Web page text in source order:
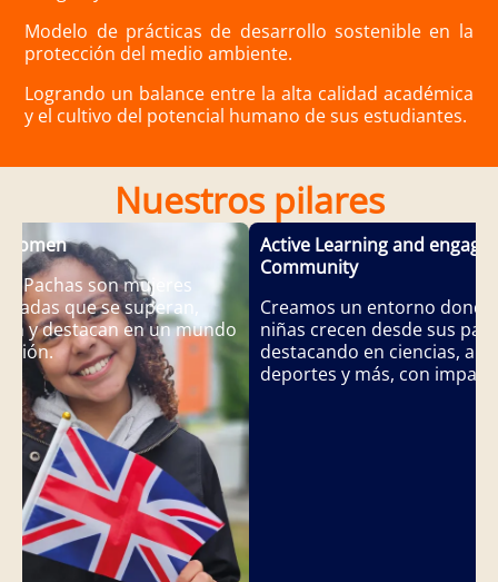
Modelo de prácticas de desarrollo sostenible en la
protección del medio ambiente.
Logrando un balance entre la alta calidad académica
y el cultivo del potencial humano de sus estudiantes.
Nuestros pilares
Pachas son mujeres
que se superan,
y destacan en un mundo
Active Learning and
Community
Creamos un entorno donde
niñas crecen desde sus
destacando en ciencias,
deportes y más, con